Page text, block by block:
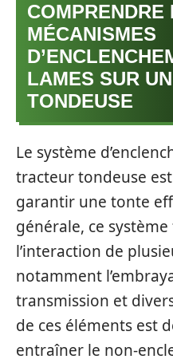
COMPRENDRE
MÉCANISMES
LAMES SUR
TONDEUSE
Le système
tracteur tondeuse
garantir une tonte
générale, ce
l’interaction de
notamment
transmission et
de ces éléments est
entraîner le non-